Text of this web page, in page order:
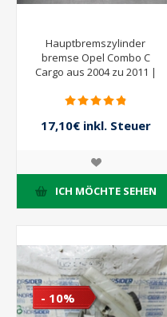
Hauptbremszylinder
bremse Opel Combo C
Cargo aus 2004 zu 2011 |
17,10€ inkl. Steuer
ICH MÖCHTE SEHEN
- 10%